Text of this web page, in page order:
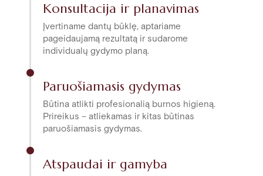
Konsultacija ir planavimas
Įvertiname dantų būklę, aptariame
pageidaujamą rezultatą ir sudarome
individualų gydymo planą.
Paruošiamasis gydymas
Būtina atlikti profesionalią burnos higieną.
Prireikus – atliekamas ir kitas būtinas
paruošiamasis gydymas.
Atspaudai ir gamyba